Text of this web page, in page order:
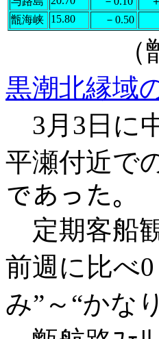
甑海峡
15.80 －0.50
（甑航
黒潮北縁域
3月3日に
平瀬付近で
であった。
定期客船
前週に比べ
み”～“かな